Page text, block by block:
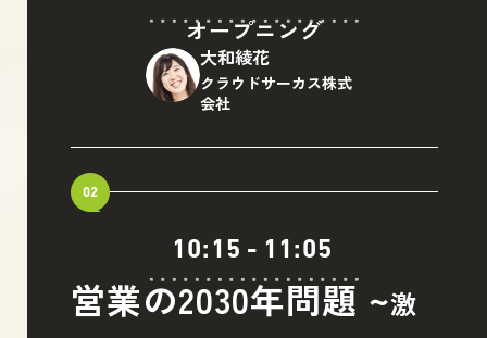
オープニング
大和綾花
クラウドサーカス株式
会社
10:15 - 11:05
02
営業の2030年問題 ~激